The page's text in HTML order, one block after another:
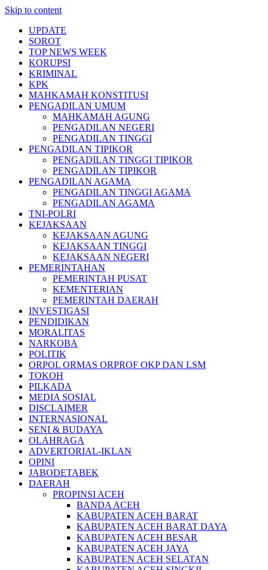
Skip to content
UPDATE
SOROT
TOP NEWS WEEK
KORUPSI
KRIMINAL
KPK
MAHKAMAH KONSTITUSI
PENGADILAN UMUM
MAHKAMAH AGUNG
PENGADILAN NEGERI
PENGADILAN TINGGI
PENGADILAN TIPIKOR
PENGADILAN TINGGI TIPIKOR
PENGADILAN TIPIKOR
PENGADILAN AGAMA
PENGADILAN TINGGI AGAMA
PENGADILAN AGAMA
TNI-POLRI
KEJAKSAAN
KEJAKSAAN AGUNG
KEJAKSAAN TINGGI
KEJAKSAAN NEGERI
PEMERINTAHAN
PEMERINTAH PUSAT
KEMENTERIAN
PEMERINTAH DAERAH
INVESTIGASI
PENDIDIKAN
MORALITAS
NARKOBA
POLITIK
ORPOL ORMAS ORPROF OKP DAN LSM
TOKOH
PILKADA
MEDIA SOSIAL
DISCLAIMER
INTERNASIONAL
SENI & BUDAYA
OLAHRAGA
ADVERTORIAL-IKLAN
OPINI
JABODETABEK
DAERAH
PROPINSI ACEH
BANDA ACEH
KABUPATEN ACEH BARAT
KABUPATEN ACEH BARAT DAYA
KABUPATEN ACEH BESAR
KABUPATEN ACEH JAYA
KABUPATEN ACEH SELATAN